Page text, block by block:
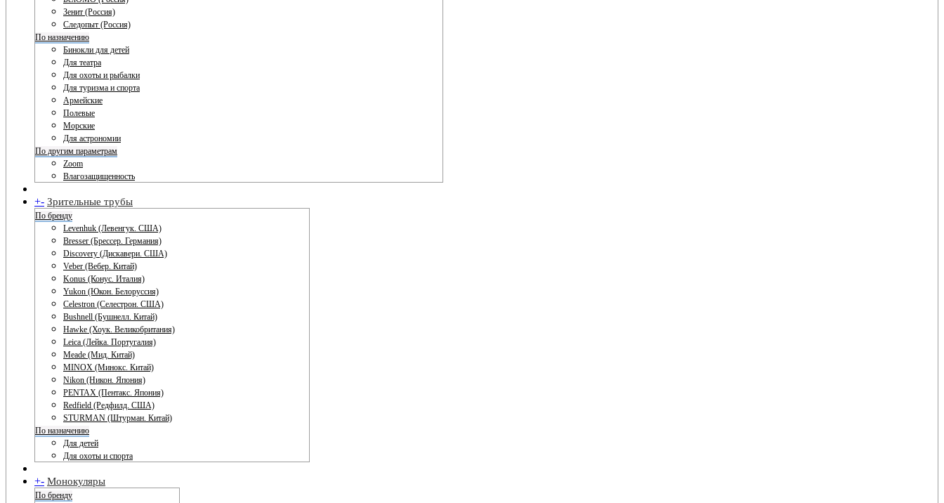
Зенит (Россия)
Следопыт (Россия)
По назначению
Бинокли для детей
Для театра
Для охоты и рыбалки
Для туризма и спорта
Армейские
Полевые
Морские
Для астрономии
По другим параметрам
Zoom
Влагозащищенность
+- Зрительные трубы
По бренду
Levenhuk (Левенгук. США)
Bresser (Брессер. Германия)
Discovery (Дискавери. США)
Veber (Вебер. Китай)
Konus (Конус. Италия)
Yukon (Юкон. Белоруссия)
Celestron (Селестрон. США)
Bushnell (Бушнелл. Китай)
Hawke (Хоук. Великобритания)
Leica (Лейка. Португалия)
Meade (Мид. Китай)
MINOX (Минокс. Китай)
Nikon (Никон. Япония)
PENTAX (Пентакс. Япония)
Redfield (Редфилд. США)
STURMAN (Штурман. Китай)
По назначению
Для детей
Для охоты и спорта
+- Монокуляры
По бренду